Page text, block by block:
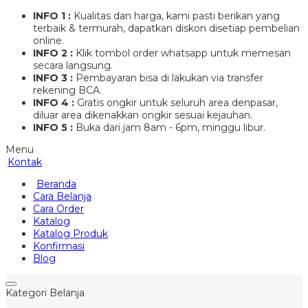
INFO 1 : Kualitas dan harga, kami pasti berikan yang
terbaik & termurah, dapatkan diskon disetiap pembelian
online.
INFO 2 : Klik tombol order whatsapp untuk memesan
secara langsung.
INFO 3 : Pembayaran bisa di lakukan via transfer
rekening BCA.
INFO 4 : Gratis ongkir untuk seluruh area denpasar,
diluar area dikenakkan ongkir sesuai kejauhan.
INFO 5 : Buka dari jam 8am - 6pm, minggu libur.
Menu
Kontak
Beranda
Cara Belanja
Cara Order
Katalog
Katalog Produk
Konfirmasi
Blog
Kategori Belanja